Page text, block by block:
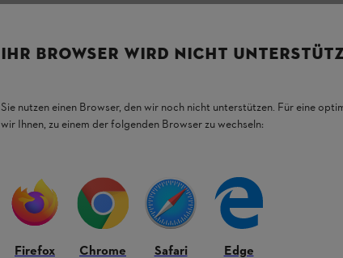
IHR BROWSER WIRD NICHT
Sie nutzen einen Browser, den wir noch nicht unterstützen. Für eine
wir Ihnen, zu einem der folgenden Browser zu wechseln:
Firefox Chrome Safari Edge